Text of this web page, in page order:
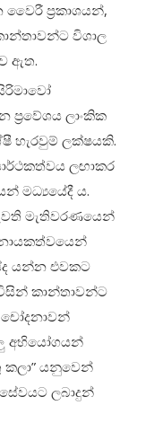
ප්‍රකාශයන්,
විශාල
ඇත.
ලාංකික
හැරවුම් ලක්ෂයකි.
ලඟාකර
මධ්‍යයේදී ය.
මැතිවරණයෙන්
යන්න එවකට
කාන්තාවන්ට
අභියෝගයන්
යනුවෙන්
ලබාදුන්